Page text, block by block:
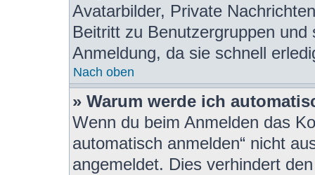
Avatarbilder, Private
Beitritt zu Benutzergruppen
Anmeldung, da sie schnell
Nach oben
» Warum werde ich
Wenn du beim Anmelden das
automatisch anmelden“ nicht
angemeldet. Dies verhindert